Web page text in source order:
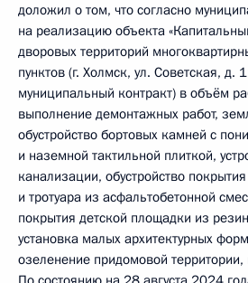
доложил о том, что согласно
на реализацию объекта
дворовых территорий
пунктов (г. Холмск, ул. Советская, д.
муниципальный контракт) в объём
выполнение демонтажных работ,
обустройство бортовых камней с
и наземной тактильной плиткой,
канализации, обустройство
и тротуара из асфальтобетонной
покрытия детской площадки из
установка малых архитектурных
озеленение придомовой